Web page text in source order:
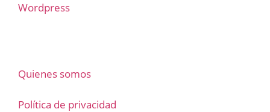
Wordpress
Quienes somos
Política de privacidad